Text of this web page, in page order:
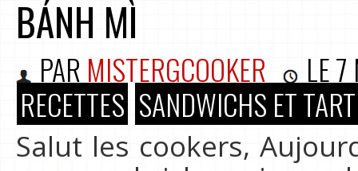
BÁNH MÌ
PAR MISTERGCOOKER LE7
RECETTES SANDWICHS ET
Salut les cookers,